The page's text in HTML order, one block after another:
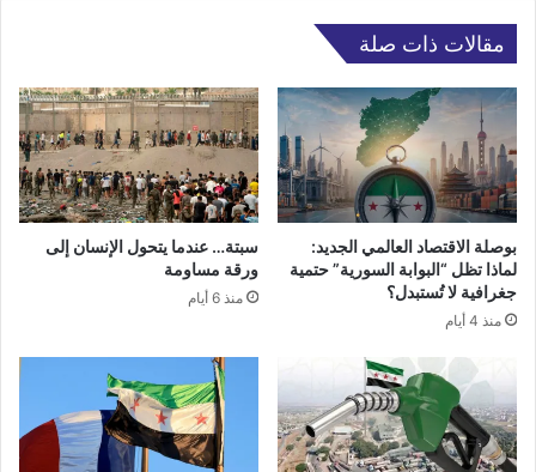
مقالات ذات صلة
بوصلة الاقتصاد العالمي الجديد:
لماذا تظل “البوابة السورية” حتمية
جغرافية لا تُستبدل؟
منذ 4 أيام
سبتة… عندما يتحول الإنسان إلى
ورقة مساومة
منذ 6 أيام